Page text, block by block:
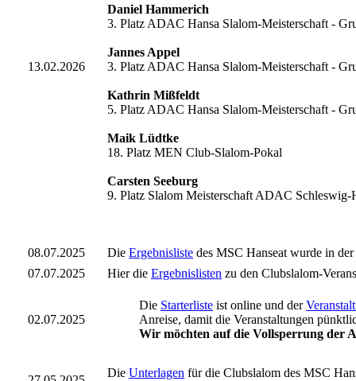
13.02.2026
Daniel Hammerich
3. Platz ADAC Hansa Slalom-Meisterschaft -
Jannes Appel
3. Platz ADAC Hansa Slalom-Meisterschaft -
Kathrin Mißfeldt
5. Platz ADAC Hansa Slalom-Meisterschaft -
Maik Lüdtke
18. Platz MEN Club-Slalom-Pokal
Carsten Seeburg
9. Platz Slalom Meisterschaft ADAC Schleswig-
08.07.2025 Die Ergebnisliste des MSC Hanseat wurde in
07.07.2025
Hier die Ergebnislisten zu den Clubslalom-
02.07.2025
Die Starterliste ist online und der
Anreise, damit die Veranstaltungen
Wir möchten auf die Vollsperrung der
Die Unterlagen für die Clubslalom des MSC